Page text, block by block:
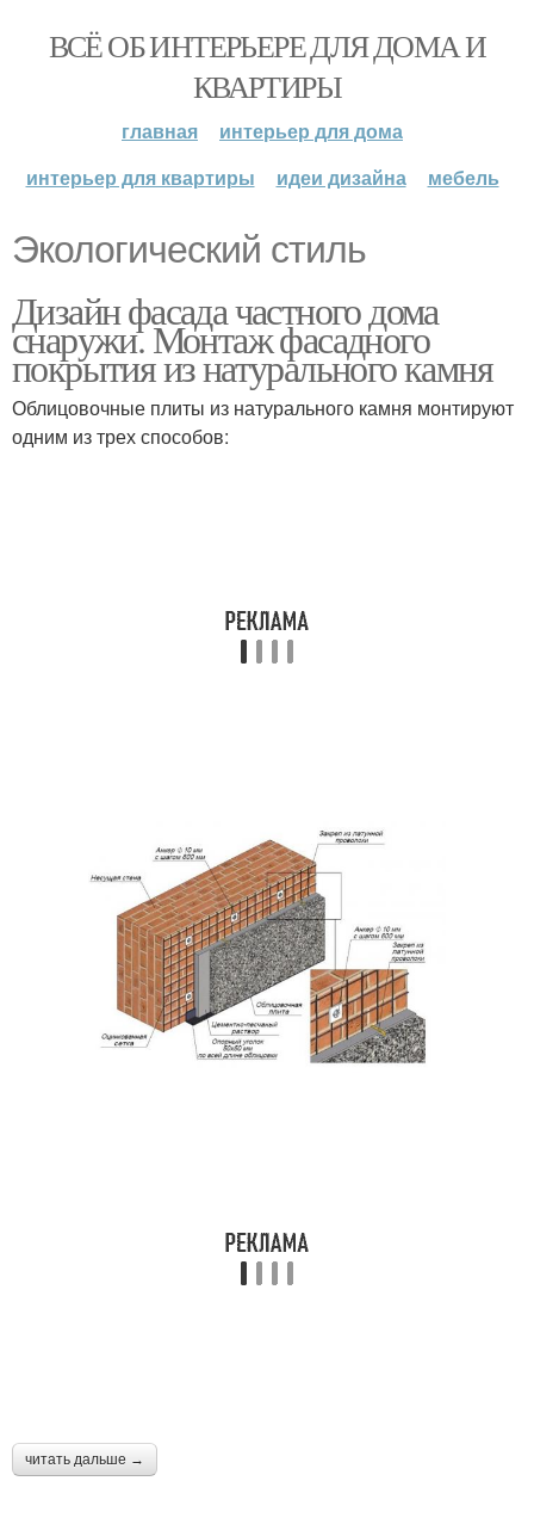
ВСЁ ОБ ИНТЕРЬЕРЕ ДЛЯ ДОМА И
КВАРТИРЫ
главная
интерьер для дома
интерьер для квартиры
идеи дизайна мебель
Экологический стиль
Дизайн фасада частного дома
снаружи. Монтаж фасадного
покрытия из натурального камня
Облицовочные плиты из натурального камня монтируют
одним из трех способов:
читать дальше →